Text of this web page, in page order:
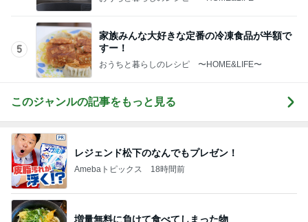
5
家族みんな大好きな定番の冷凍食品が半額で
すー！
おうちと暮らしのレシピ 〜HOME&LIFE〜
このジャンルの記事をもっと見る
レジェンド松下のなんでもプレゼン！
Amebaトピックス 18時間前
増量無料に負けて食べてしまった物